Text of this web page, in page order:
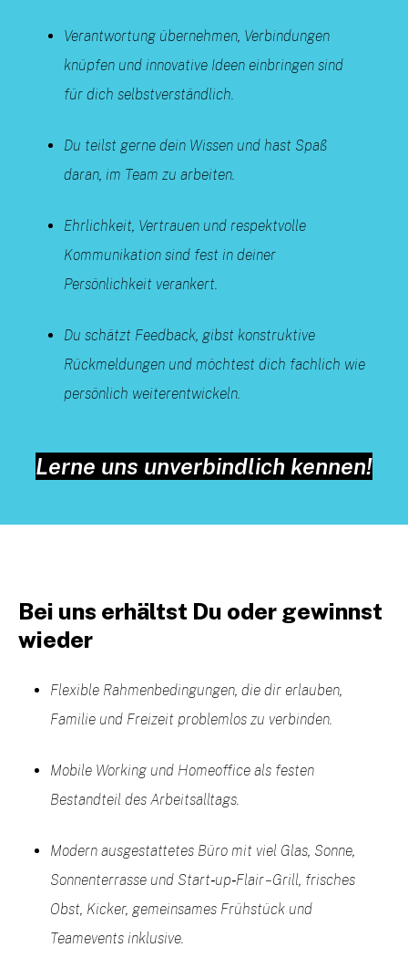
Verantwortung übernehmen, Verbindungen
knüpfen und innovative Ideen einbringen sind
für dich selbstverständlich.
Du teilst gerne dein Wissen und hast Spaß
daran, im Team zu arbeiten.
Ehrlichkeit, Vertrauen und respektvolle
Kommunikation sind fest in deiner
Persönlichkeit verankert.
Du schätzt Feedback, gibst konstruktive
Rückmeldungen und möchtest dich fachlich wie
persönlich weiterentwickeln.
Lerne uns unverbindlich kennen!
Bei uns erhältst Du oder gewinnst
wieder
Flexible Rahmenbedingungen, die dir erlauben,
Familie und Freizeit problemlos zu verbinden.
Mobile Working und Homeoffice als festen
Bestandteil des Arbeitsalltags.
Modern ausgestattetes Büro mit viel Glas, Sonne,
Sonnenterrasse und Start‑up‑Flair – Grill, frisches
Obst, Kicker, gemeinsames Frühstück und
Teamevents inklusive.